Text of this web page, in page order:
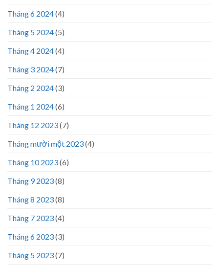
Tháng 6 2024(4)
Tháng 5 2024(5)
Tháng 4 2024(4)
Tháng 3 2024(7)
Tháng 2 2024(3)
Tháng 1 2024(6)
Tháng 12 2023(7)
Tháng mười một 2023(4)
Tháng 10 2023(6)
Tháng 9 2023(8)
Tháng 8 2023(8)
Tháng 7 2023(4)
Tháng 6 2023(3)
Tháng 5 2023(7)